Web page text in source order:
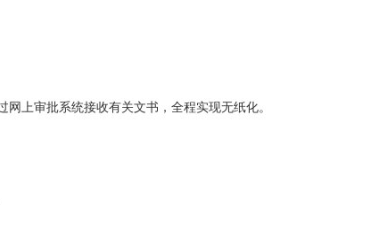
上审批系统接收有关文书，全程实现无纸化。